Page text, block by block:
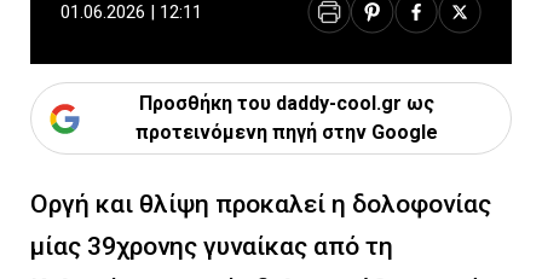
01.06.2026 | 12:11
Προσθήκη του daddy-cool.gr ως
προτεινόμενη πηγή στην Google
Οργή και θλίψη προκαλεί η δολοφονίας
μίας 39χρονης γυναίκας από τη